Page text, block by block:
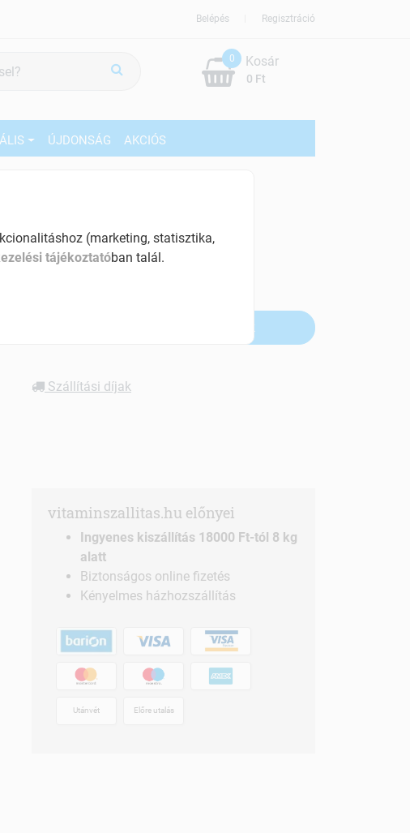
Regisztráció
Belépés
0
0 Ft
Kosár
ÚJDONSÁG AKCIÓS
27% ÁFÁ-val , [15060 Ft/kg]
Készletinformáció:
Szállítási díjak
vitaminszallitas.hu előnyei
Ingyenes kiszállítás 18000 Ft-tól 8 kg
alatt
Biztonságos online fizetés
Kényelmes házhozszállítás
Utánvét Előre utalás
(marketing, statisztika,
tájékoztatóban talál.